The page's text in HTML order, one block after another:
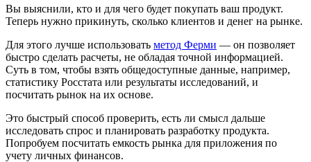
Вы выяснили, кто и для чего будет покупать ваш продукт.
Теперь нужно прикинуть, сколько клиентов и денег на рынке.
Для этого лучше использовать метод Ферми — он позволяет
быстро сделать расчеты, не обладая точной информацией.
Суть в том, чтобы взять общедоступные данные, например,
статистику Росстата или результаты исследований, и
посчитать рынок на их основе.
Это быстрый способ проверить, есть ли смысл дальше
исследовать спрос и планировать разработку продукта.
Попробуем посчитать емкость рынка для приложения по
учету личных финансов.